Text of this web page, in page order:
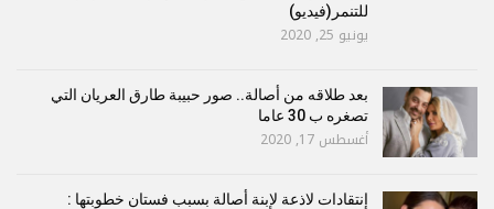
للتنمر(فيديو)
يونيو 25, 2020
بعد طلاقه من أصالة.. صور حبيبة طارق العريان التي
تصغره ب 30 عاما
أغسطس 17, 2020
إنتقادات لاذعة لإبنة أصالة بسبب فستان خطوبتها :